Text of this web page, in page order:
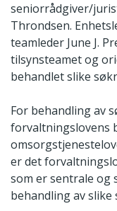
seniorrådgiver/
Throndsen.
teamleder June J.
tilsynsteamet og
behandlet slike
For behandling av
forvaltningslovens
er det
som er sentrale og
behandling av slike